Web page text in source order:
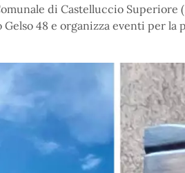
di Castelluccio
Gelso 48 e organizza eventi per la